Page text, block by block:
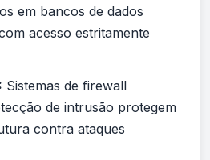
em bancos de dados
acesso estritamente
Sistemas de firewall
de intrusão protegem
contra ataques